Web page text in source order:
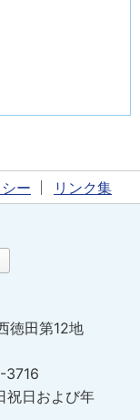
ー リンク集
徳田第12地
祝日および年